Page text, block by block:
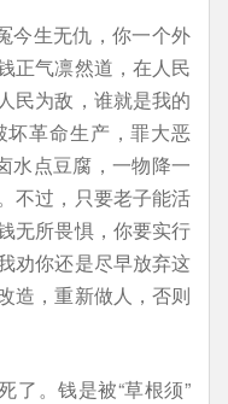
今生无仇，你一个外
正气凛然道，在人民
民为敌，谁就是我的
革命生产，罪大恶
水点豆腐，一物降一
不过，只要老子能活
无所畏惧，你要实行
劝你还是尽早放弃这
造，重新做人，否则
了。钱是被“草根须”